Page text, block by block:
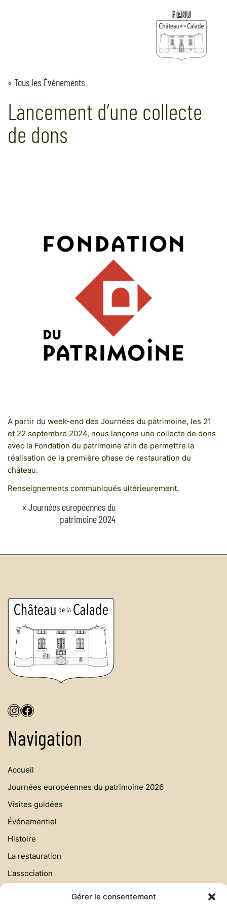
Gérer le consentement
« Tous les Évènements
Lancement d’une collecte
de dons
À partir du week-end des Journées du patrimoine, les 21
et 22 septembre 2024, nous lançons une collecte de dons
avec la Fondation du patrimoine afin de permettre la
réalisation de la première phase de restauration du
château.
Renseignements communiqués ultérieurement.
Navigation
« Journées européennes du
patrimoine 2024
Navigation
Accueil
Journées européennes du patrimoine 2026
Visites guidées
Événementiel
Histoire
La restauration
L’association